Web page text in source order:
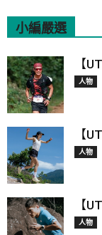
小編嚴選
【
人物
【
人物
【
人物